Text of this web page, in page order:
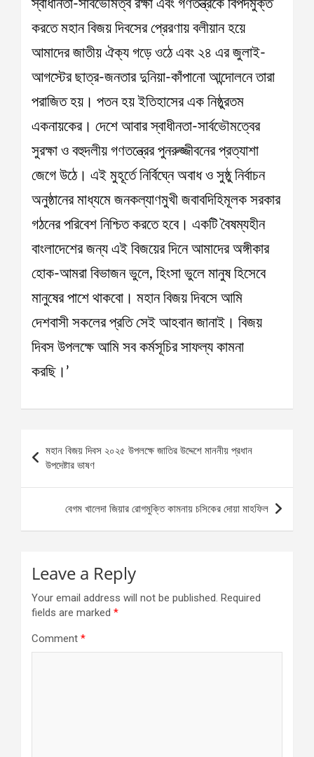
স্বাধীনতা-সার্বভৌমত্ব রক্ষা এবং গণতন্ত্রকে বিপদমুক্ত
করতে মহান বিজয় দিবসের প্রেরণায় বলীয়ান হয়ে
আমাদের জাতীয় ঐক্য গড়ে ওঠে এবং ২৪ এর জুলাই-
আগস্টের ছাত্র-জনতার দুনিয়া-কাঁপানো আন্দোলনে তারা
পরাজিত হয়। পতন হয় ইতিহাসের এক নিষ্ঠুরতম
একনায়কের। দেশে আবার স্বাধীনতা-সার্বভৌমত্বের
সুরক্ষা ও বহুদলীয় গণতন্ত্রের পুনরুজ্জীবনের প্রত্যাশা
জেগে উঠে। এই মুহূর্তে নির্বিঘ্নে অবাধ ও সুষ্ঠু নির্বাচন
অনুষ্ঠানের মাধ্যমে জনকল্যাণমুখী জবাবদিহিমূলক সরকার
গঠনের পরিবেশ নিশ্চিত করতে হবে। একটি বৈষম্যহীন
বাংলাদেশের জন্য এই বিজয়ের দিনে আমাদের অঙ্গীকার
হোক-আমরা বিভাজন ভুলে, হিংসা ভুলে মানুষ হিসেবে
মানুষের পাশে থাকবো। মহান বিজয় দিবসে আমি
দেশবাসী সকলের প্রতি সেই আহবান জানাই। বিজয়
দিবস উপলক্ষে আমি সব কর্মসূচির সাফল্য কামনা
করছি।’
navigation
মহান বিজয় দিবস ২০২৫ উপলক্ষে জাতির উদ্দেশে মাননীয় প্রধান
উপদেষ্টার ভাষণ
বেগম খালেদা জিয়ার রোগমুক্তি কামনায় চসিকের দোয়া মাহফিল
Leave a Reply
Your email address will not be published. Required
fields are marked *
Comment *